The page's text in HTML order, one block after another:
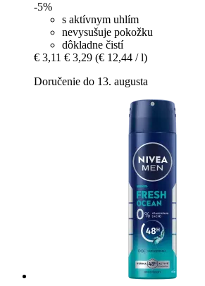
-5%
s aktívnym uhlím
nevysušuje pokožku
dôkladne čistí
€ 3,11 € 3,29 (€ 12,44 / l)
Doručenie do 13. augusta